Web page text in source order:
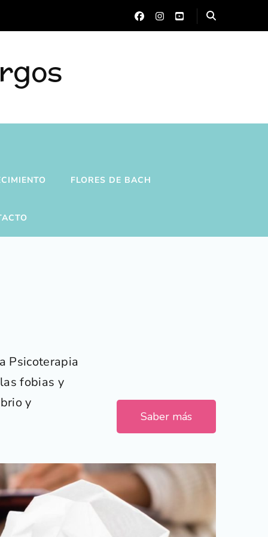
FLORES DE BACH
Psicoterapia
fobias y
y
Saber más